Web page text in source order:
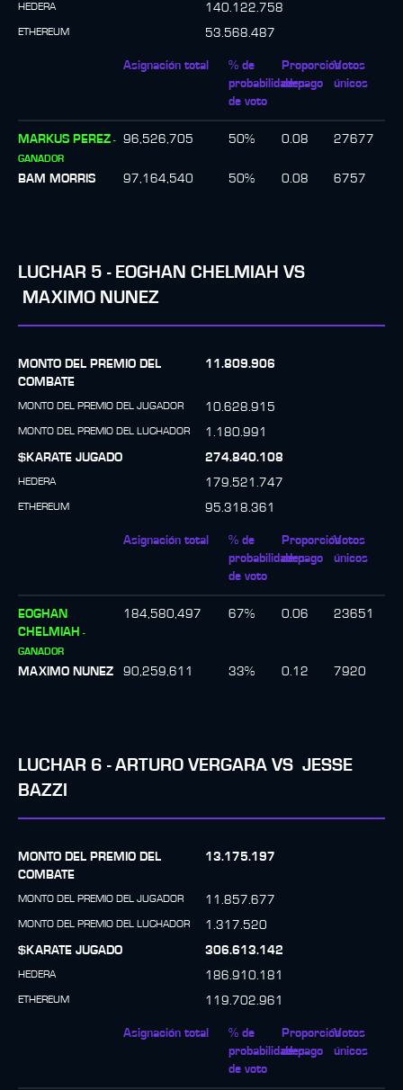
HEDERA 140.122.758
ETHEREUM 53.568.487
Asignación total
% de
probabilidades
de voto
Proporción
de pago
Votos
únicos
MARKUS PEREZ -
GANADOR
96,526,705 50% 0.08 27677
BAM MORRIS 97,164,540 50% 0.08 6757
LUCHAR 5 - EOGHAN CHELMIAH VS
MAXIMO NUNEZ
MONTO DEL PREMIO DEL
COMBATE
11.809.906
MONTO DEL PREMIO DEL JUGADOR 10.628.915
MONTO DEL PREMIO DEL LUCHADOR
1.180.991
$KARATE JUGADO
274.840.108
HEDERA 179.521.747
ETHEREUM 95.318.361
Asignación total
% de
probabilidades
de voto
Proporción
de pago
Votos
únicos
EOGHAN
CHELMIAH -
GANADOR
184,580,497 67% 0.06 23651
MAXIMO NUNEZ 90,259,611 33% 0.12 7920
LUCHAR 6 - ARTURO VERGARA VS JESSE
BAZZI
MONTO DEL PREMIO DEL
COMBATE
13.175.197
MONTO DEL PREMIO DEL JUGADOR 11.857.677
MONTO DEL PREMIO DEL LUCHADOR
1.317.520
$KARATE JUGADO
306.613.142
HEDERA 186.910.181
ETHEREUM 119.702.961
Asignación total
% de
probabilidades
de voto
Proporción
de pago
Votos
únicos